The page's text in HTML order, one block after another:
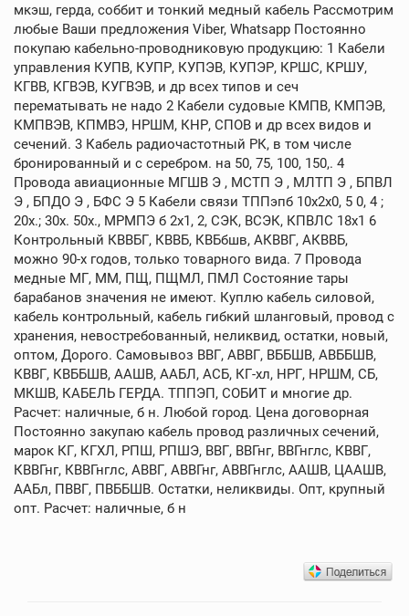
мкэш, герда, соббит и тонкий медный кабель Рассмотрим
любые Ваши предложения Viber, Whatsapp Постоянно
покупаю кабельно-проводниковую продукцию: 1 Кабели
управления КУПВ, КУПР, КУПЭВ, КУПЭР, КРШС, КРШУ,
КГВВ, КГВЭВ, КУГВЭВ, и др всех типов и сеч
перематывать не надо 2 Кабели судовые КМПВ, КМПЭВ,
КМПВЭВ, КПМВЭ, НРШМ, КНР, СПОВ и др всех видов и
сечений. 3 Кабель радиочастотный РК, в том числе
бронированный и с серебром. на 50, 75, 100, 150,. 4
Провода авиационные МГШВ Э , МСТП Э , МЛТП Э , БПВЛ
Э , БПДО Э , БФС Э 5 Кабели связи ТППэпб 10х2х0, 5 0, 4 ;
20х.; 30х. 50х., МРМПЭ б 2х1, 2, СЭК, ВСЭК, КПВЛС 18х1 6
Контрольный КВВБГ, КВВБ, КВБбшв, АКВВГ, АКВВБ,
можно 90-х годов, только товарного вида. 7 Провода
медные МГ, ММ, ПЩ, ПЩМЛ, ПМЛ Состояние тары
барабанов значения не имеют. Куплю кабель силовой,
кабель контрольный, кабель гибкий шланговый, провод с
хранения, невостребованный, неликвид, остатки, новый,
оптом, Дорого. Самовывоз ВВГ, АВВГ, ВББШВ, АВББШВ,
КВВГ, КВББШВ, ААШВ, ААБЛ, АСБ, КГ-хл, НРГ, НРШМ, СБ,
МКШВ, КАБЕЛЬ ГЕРДА. ТППЭП, СОБИТ и многие др.
Расчет: наличные, б н. Любой город. Цена договорная
Постоянно закупаю кабель провод различных сечений,
марок КГ, КГХЛ, РПШ, РПШЭ, ВВГ, ВВГнг, ВВГнглс, КВВГ,
КВВГнг, КВВГнглс, АВВГ, АВВГнг, АВВГнглс, ААШВ, ЦААШВ,
ААБл, ПВВГ, ПВББШВ. Остатки, неликвиды. Опт, крупный
опт. Расчет: наличные, б н